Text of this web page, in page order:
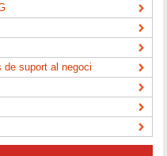
suport al negoci